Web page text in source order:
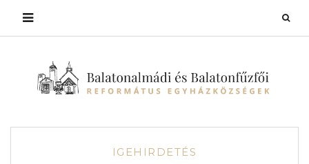
IGEHIRDETÉS